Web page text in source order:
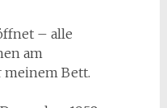
– alle
am
meinem Bett.